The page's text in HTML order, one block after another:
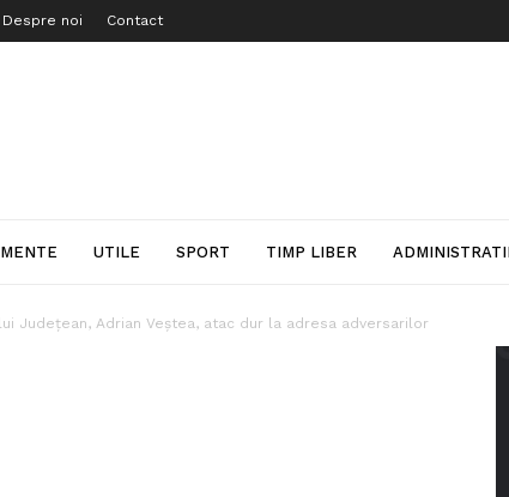
Despre noi Contact
UTILE SPORT TIMP LIBER
Județean, Adrian Veștea, atac dur la adresa adversarilor